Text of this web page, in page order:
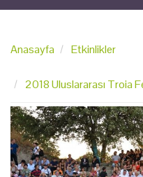
Anasayfa Etkinlikler
2018 Uluslararası Troia